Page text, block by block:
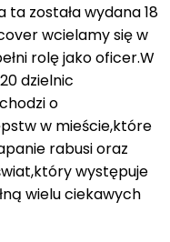
ta została wydana 18
wcielamy się w
rolę jako oficer.W
dzielnic
o
w mieście,które
rabusi oraz
występuje
wielu ciekawych